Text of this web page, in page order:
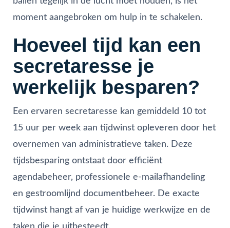
moment aangebroken om hulp in te schakelen.
Hoeveel tijd kan een
secretaresse je
werkelijk besparen?
Een ervaren secretaresse kan gemiddeld 10 tot
15 uur per week aan tijdwinst opleveren door het
overnemen van administratieve taken. Deze
tijdsbesparing ontstaat door efficiënt
agendabeheer, professionele e-mailafhandeling
en gestroomlijnd documentbeheer. De exacte
tijdwinst hangt af van je huidige werkwijze en de